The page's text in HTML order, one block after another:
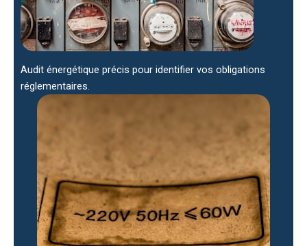
Audit énergétique précis pour identifier vos obligations
réglementaires.